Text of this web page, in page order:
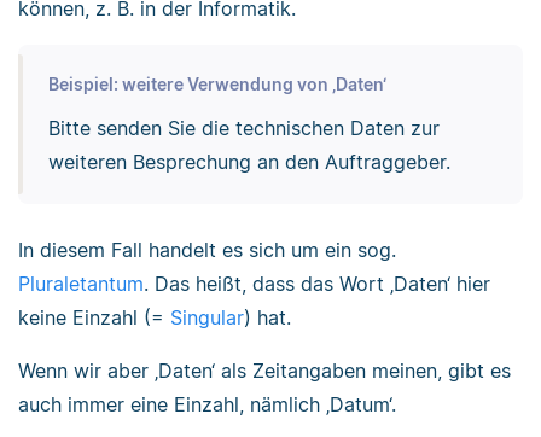
können, z. B. in der Informatik.
Beispiel: weitere Verwendung von ‚Daten‘
Bitte senden Sie die technischen Daten zur
weiteren Besprechung an den Auftraggeber.
In diesem Fall handelt es sich um ein sog.
Pluraletantum. Das heißt, dass das Wort ‚Daten‘ hier
keine Einzahl (= Singular) hat.
Wenn wir aber ‚Daten‘ als Zeitangaben meinen, gibt es
auch immer eine Einzahl, nämlich ‚Datum‘.